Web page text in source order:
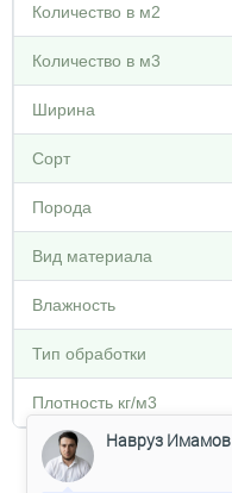
Количество в м2
Количество в м3
Ширина
Сорт
Порода
Вид материала
Влажность
Тип обработки
Плотность кг/м3
Навруз Имамов